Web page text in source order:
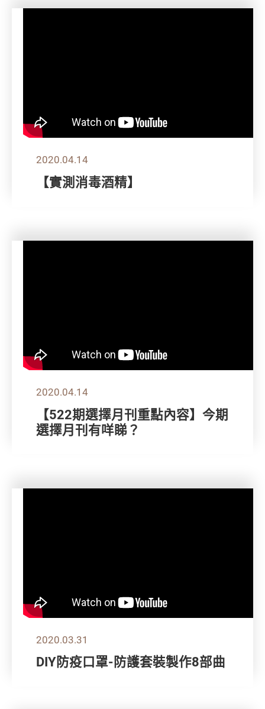
2020.04.14
【實測消毒酒精】
2020.04.14
【522期選擇月刊重點內容】今期
選擇月刊有咩睇？
2020.03.31
DIY防疫口罩-防護套裝製作8部曲